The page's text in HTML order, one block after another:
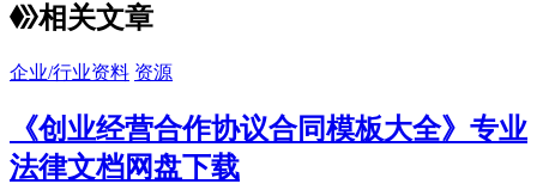
相关文章
企业/行业资料 资源
《创业经营合作协议合同模板大全》专业
法律文档网盘下载